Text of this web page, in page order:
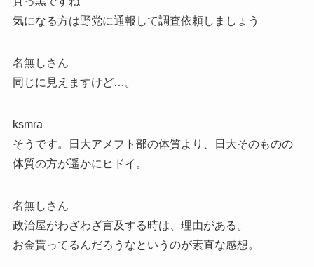
気になる方は野党に通報して調査依頼しましょう
名無しさん
同じに見えますけど…。
ksmra
そうです。日大アメフト部の体質より、日大そのものの
体質の方が遥かにヒドイ。
名無しさん
政治屋がわざわざ言及する時は、理由がある。
お金貰ってるんだろうなというのが素直な感想。